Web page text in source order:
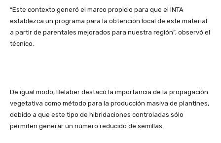
“Este contexto generó el marco propicio para que el INTA
establezca un programa para la obtención local de este material
a partir de parentales mejorados para nuestra región”, observó el
técnico.
De igual modo, Belaber destacó la importancia de la propagación
vegetativa como método para la producción masiva de plantines,
debido a que este tipo de hibridaciones controladas sólo
permiten generar un número reducido de semillas.